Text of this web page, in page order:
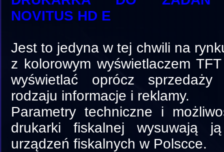
NOVITUS HD E
Jest to jedyna w tej chwili na
z kolorowym wyświetlaczem
wyświetlać oprócz sprzedaży
rodzaju informacje i reklamy.
Parametry techniczne i
drukarki fiskalnej wysuwają
urządzeń fiskalnych w Polscce.